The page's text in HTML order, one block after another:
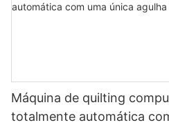
Máquina de quilting
totalmente automática